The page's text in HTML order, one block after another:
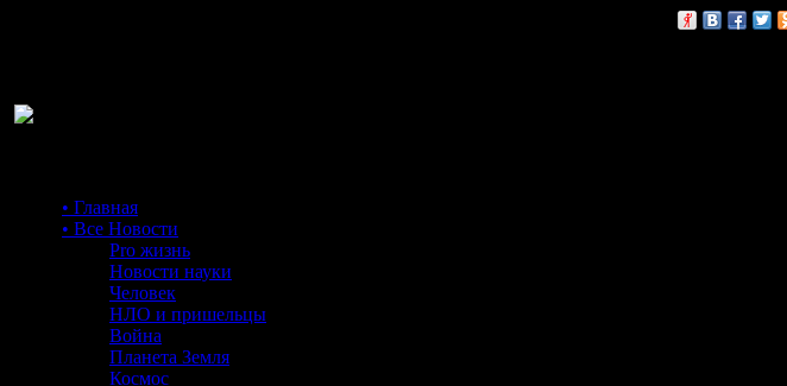
• Главная
• Все Новости
Pro жизнь
Новости науки
Человек
НЛО и пришельцы
Война
Планета Земля
Космос